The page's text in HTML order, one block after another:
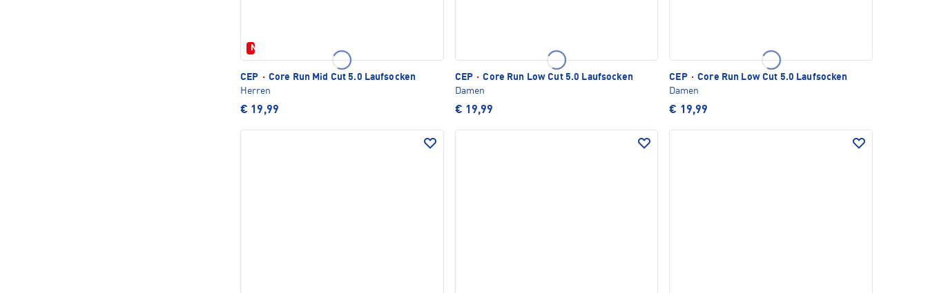
Neu
CEP · Core Run Mid Cut 5.0 Laufsocken
Herren
€ 19,99
CEP · Core Run Low Cut 5.0 Laufsocken
Damen
€ 19,99
CEP · Core Run Low Cut 5.0 Laufsocken
Damen
€ 19,99